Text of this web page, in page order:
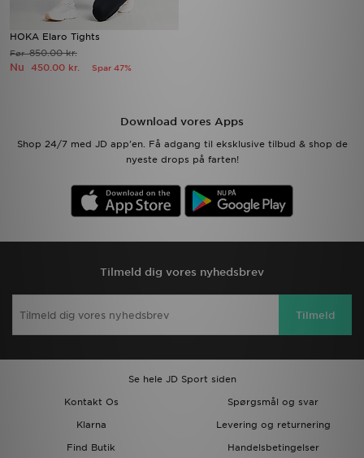
HOKA Elaro Tights
Før850.00 kr.
Nu 450.00 kr. Spar 47%
Download vores Apps
Shop 24/7 med JD app'en. Få adgang til eksklusive tilbud & shop de
nyeste drops på farten!
Tilmeld dig vores nyhedsbrev
Tilmeld
Se hele JD Sport siden
Kontakt Os
Spørgsmål og svar
Klarna
Levering og returnering
Find Butik
Handelsbetingelser